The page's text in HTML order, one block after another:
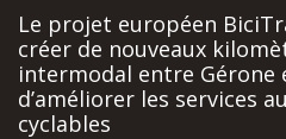
Le projet européen
créer de nouveaux
intermodal entre Gérone
d’améliorer les services
cyclables